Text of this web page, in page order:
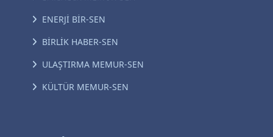
ENERJİ BİR-SEN
BİRLİK HABER-SEN
ULAŞTIRMA MEMUR-SEN
KÜLTÜR MEMUR-SEN